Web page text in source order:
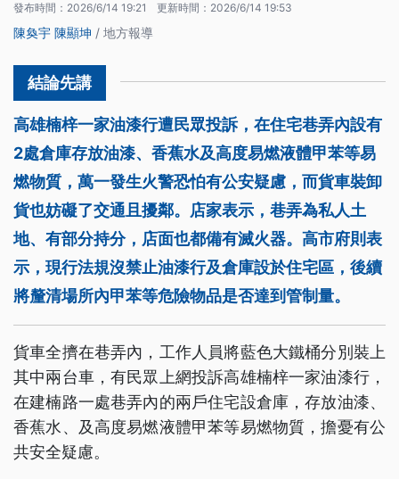
發布時間： 2026/6/14 19:21 更新時間： 2026/6/14 19:53
陳奐宇 陳顯坤 / 地方報導
高雄楠梓一家油漆行遭民眾投訴，在住宅巷弄內設有
2處倉庫存放油漆、香蕉水及高度易燃液體甲苯等易
燃物質，萬一發生火警恐怕有公安疑慮，而貨車裝卸
貨也妨礙了交通且擾鄰。店家表示，巷弄為私人土
地、有部分持分，店面也都備有滅火器。高市府則表
示，現行法規沒禁止油漆行及倉庫設於住宅區，後續
將釐清場所內甲苯等危險物品是否達到管制量。
貨車全擠在巷弄內，工作人員將藍色大鐵桶分別裝上
其中兩台車，有民眾上網投訴高雄楠梓一家油漆行，
在建楠路一處巷弄內的兩戶住宅設倉庫，存放油漆、
香蕉水、及高度易燃液體甲苯等易燃物質，擔憂有公
共安全疑慮。